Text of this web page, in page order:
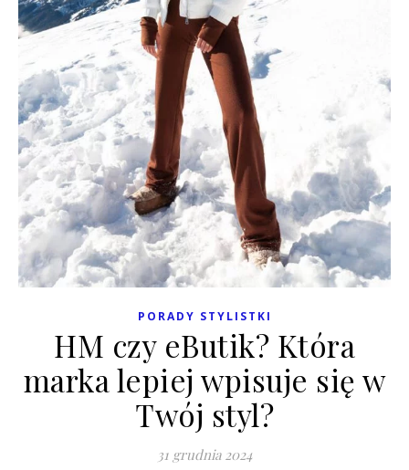
PORADY STYLISTKI
HM czy eButik? Która
marka lepiej wpisuje się w
Twój styl?
31 grudnia 2024